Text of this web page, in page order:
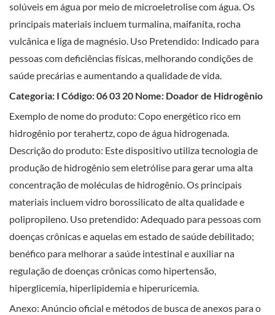
solúveis em água por meio de microeletrolise com água. Os
principais materiais incluem turmalina, maifanita, rocha
vulcânica e liga de magnésio. Uso Pretendido: Indicado para
pessoas com deficiências físicas, melhorando condições de
saúde precárias e aumentando a qualidade de vida.
Categoria: I Código: 06 03 20 Nome: Doador de Hidrogênio
Exemplo de nome do produto: Copo energético rico em
hidrogênio por terahertz, copo de água hidrogenada.
Descrição do produto: Este dispositivo utiliza tecnologia de
produção de hidrogênio sem eletrólise para gerar uma alta
concentração de moléculas de hidrogênio. Os principais
materiais incluem vidro borossilicato de alta qualidade e
polipropileno. Uso pretendido: Adequado para pessoas com
doenças crônicas e aquelas em estado de saúde debilitado;
benéfico para melhorar a saúde intestinal e auxiliar na
regulação de doenças crônicas como hipertensão,
hiperglicemia, hiperlipidemia e hiperuricemia.
Anexo: Anúncio oficial e métodos de busca de anexos para o